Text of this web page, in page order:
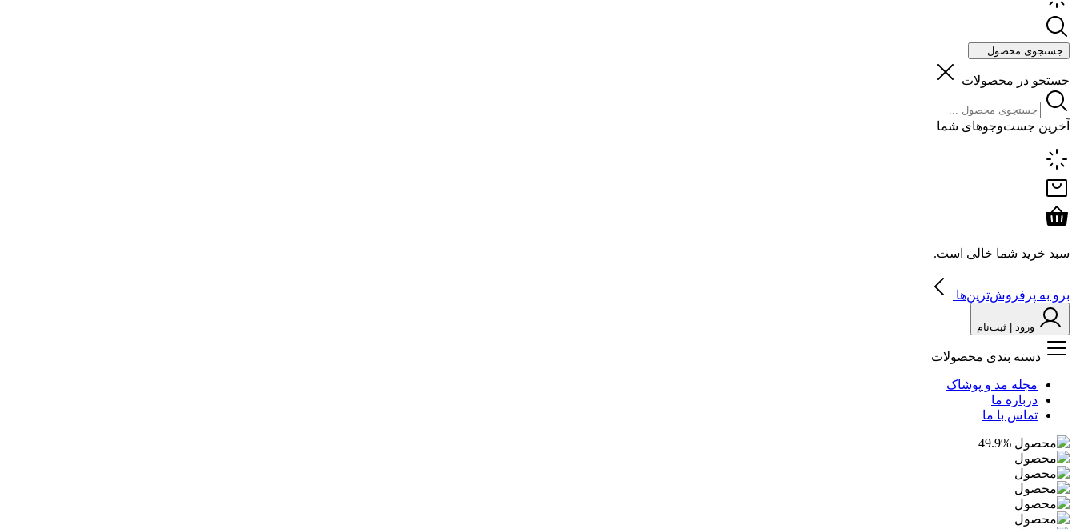
جستجوی محصول ...
جستجو در محصولات
آخرین جست‌وجوهای شما
سبد خرید شما خالی است.
برو به پرفروش‌ترین‌ها
ورود | ثبت‌نام
دسته بندی محصولات
مجله مد و پوشاک
درباره ما
تماس با ما
49.9%